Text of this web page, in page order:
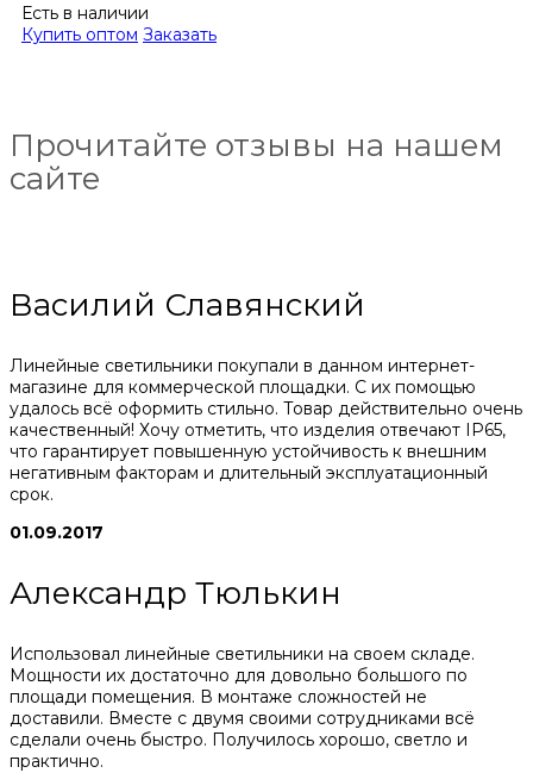
Есть в наличии
Купить оптом Заказать
Прочитайте отзывы на нашем
сайте
Василий Славянский
Линейные светильники покупали в данном интернет-
магазине для коммерческой площадки. С их помощью
удалось всё оформить стильно. Товар действительно очень
качественный! Хочу отметить, что изделия отвечают IP65,
что гарантирует повышенную устойчивость к внешним
негативным факторам и длительный эксплуатационный
срок.
01.09.2017
Александр Тюлькин
Использовал линейные светильники на своем складе.
Мощности их достаточно для довольно большого по
площади помещения. В монтаже сложностей не
доставили. Вместе с двумя своими сотрудниками всё
сделали очень быстро. Получилось хорошо, светло и
практично.